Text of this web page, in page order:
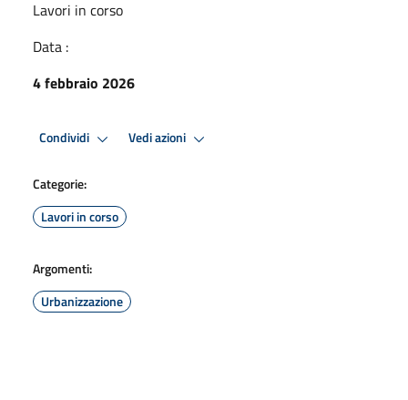
Lavori in corso
Data :
4 febbraio 2026
Condividi Vedi azioni
Categorie:
Lavori in corso
Argomenti:
Urbanizzazione